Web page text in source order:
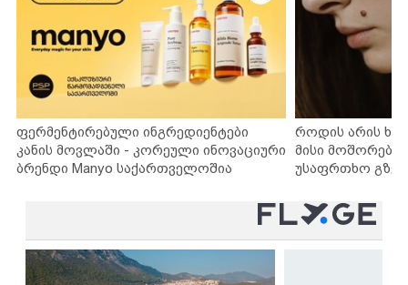
ფერმენტირებული ინგრედიენტები
კანის მოვლაში - კორეული ინოვაციური
ბრენდი Manyo საქართველოშია
როდის არის
მისი
უსაფრთხო